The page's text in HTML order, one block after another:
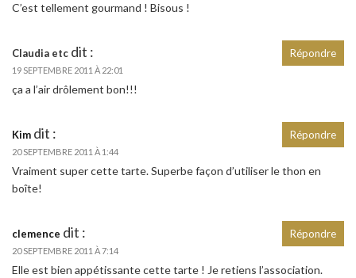
C’est tellement gourmand ! Bisous !
Claudia etc dit :
19 SEPTEMBRE 2011 À 22:01
ça a l’air drôlement bon!!!
Répondre
Kim dit :
20 SEPTEMBRE 2011 À 1:44
Vraiment super cette tarte. Superbe façon d’utiliser le thon en
boîte!
Répondre
clemence dit :
20 SEPTEMBRE 2011 À 7:14
Elle est bien appétissante cette tarte ! Je retiens l’association.
Répondre